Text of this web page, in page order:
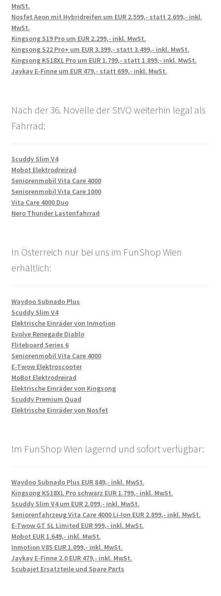
MwSt.
Nosfet Aeon mit Hybridreifen um EUR 2.599,- statt 2.699,- inkl.
MwSt.
Kingsong S19 Pro um EUR 2.299,- inkl. MwSt.
Kingsong S22 Pro+ um EUR 3.399,- statt 3.499,- inkl. MwSt.
Kingsong KS18XL Pro um EUR 1.799,- statt 1.899,- inkl. MwSt.
Jaykay E-Finne um EUR 479,- statt 699,- inkl. MwSt.
Nach der 36. Novelle der StVO weiterhin legal als
Fahrrad:
Scuddy Slim V4
Mobot Elektrodreirad
Seniorenmobil Vita Care 4000
Seniorenmobil Vita Care 1000
Vita Care 4000 Duo
Nero Thunder Lastenfahrrad
In Österreich nur bei uns im FunShop Wien
erhältlich:
Waydoo Subnado Plus
Scuddy Slim V4
Elektrische Einräder von Inmotion
Evolve Renegade Diablo
Fliteboard Series 6
Seniorenmobil Vita Care 4000
E-Twow Elektroscooter
MoBot Elektrodreirad
Elektrische Einräder von Kingsong
Scuddy Premium Quad
Elektrische Einräder von Nosfet
Im FunShop Wien lagernd und sofort verfügbar:
Waydoo Subnado Plus EUR 849,- inkl. MwSt.
Kingsong KS18XL Pro schwarz EUR 1.799,- inkl. MwSt.
Scuddy Slim V4 um EUR 2.099,- inkl. MwSt.
Seniorenfahrzeug Vita Care 4000 Li-Ion EUR 2.899,- inkl. MwSt.
E-Twow GT SL Limited EUR 999,- inkl. MwSt.
Mobot EUR 1.649,- inkl. MwSt.
Inmotion V8S EUR 1.099,- inkl. MwSt.
Jaykay E-Finne 2.0 EUR 479,- inkl. MwSt.
Scubajet Ersatzteile und Spare Parts